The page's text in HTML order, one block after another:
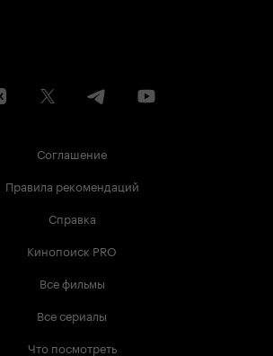
Соглашение
Правила рекомендаций
Справка
Кинопоиск PRO
Все фильмы
Все сериалы
Что посмотреть